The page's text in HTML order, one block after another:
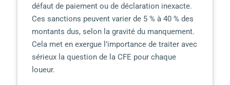
défaut de paiement ou de déclaration inexacte.
Ces sanctions peuvent varier de 5 % à 40 % des
montants dus, selon la gravité du manquement.
Cela met en exergue l’importance de traiter avec
sérieux la question de la CFE pour chaque
loueur.